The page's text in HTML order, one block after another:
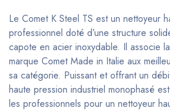
Le Comet K Steel TS est un nettoyeur
professionnel doté d’une structure
capote en acier inoxydable. Il associe
marque Comet Made in Italie aux
sa catégorie. Puissant et offrant un
haute pression industriel monophasé
les professionnels pour un nettoyeur